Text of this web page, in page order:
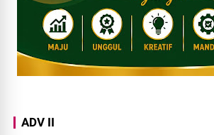
ADV II